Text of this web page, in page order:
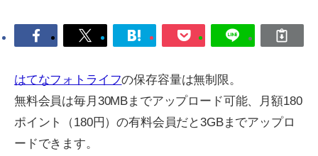
はてなフォトライフの保存容量は無制限。
無料会員は毎月30MBまでアップロード可能、月額180
ポイント（180円）の有料会員だと3GBまでアップロ
ードできます。